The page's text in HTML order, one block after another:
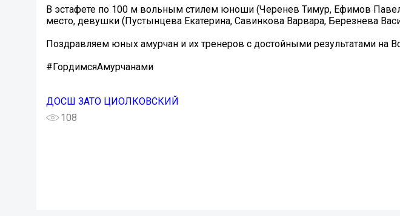
В эстафете по 100 м вольным стилем юноши (Черенев Тимур, Ефимов
место, девушки (Пустынцева Екатерина, Савинкова Варвара, Березнева
Поздравляем юных амурчан и их тренеров с достойными результатами на
#ГордимсяАмурчанами
ДОСШ ЗАТО ЦИОЛКОВСКИЙ
108